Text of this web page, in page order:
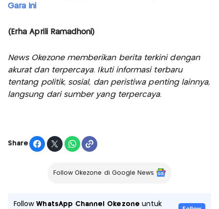
Gara Ini
(Erha Aprili Ramadhoni)
News Okezone memberikan berita terkini dengan
akurat dan terpercaya. Ikuti informasi terbaru
tentang politik, sosial, dan peristiwa penting lainnya,
langsung dari sumber yang terpercaya.
Share
Follow Okezone di Google News
FollowWhatsApp Channel Okezone untuk